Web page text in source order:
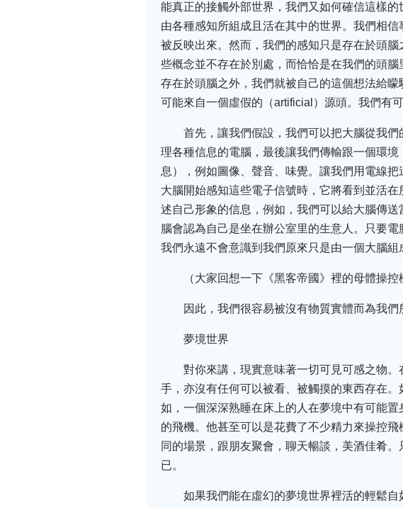
能真正的接觸外部世界，我們又如何確信這樣
由各種感知所組成且活在其中的世界。我們相
被反映出來。然而，我們的感知只是存在於頭
些概念並不存在於別處，而恰恰是在我們的頭
存在於頭腦之外，我們就被自己的這個想法給
可能來自一個虛假的（artificial）源頭。我們有
首先，讓我們假設，我們可以把大腦從我
理各種信息的電腦，最後讓我們傳輸跟一個環
息），例如圖像、聲音、味覺。讓我們用電線
大腦開始感知這些電子信號時，它將看到並活
述自己形象的信息，例如，我們可以給大腦傳
腦會認為自己是坐在辦公室里的生意人。只要
我們永遠不會意識到我們原來只是由一個大腦組
（大家回想一下《黑客帝國》裡的母體操控
因此，我們很容易被沒有物質實體而為我
夢境世界
對你來講，現實意味著一切可見可感之物
手，亦沒有任何可以被看、被觸摸的東西存在
如，一個深深熟睡在床上的人在夢境中有可能
的飛機。他甚至可以是花費了不少精力來操控
同的場景，跟朋友聚會，聊天暢談，美酒佳肴
已。
如果我們能在虛幻的夢境世界裡活的輕鬆